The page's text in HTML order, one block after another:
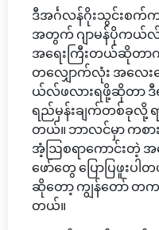
ဒီအင်္ဂလန်ဂိုးသွင်းစက်
အတွက် ဂျာမန်ပိုကယ်
အရေးကြီးတယ်ဆိုတာ
တလျှောက်လုံး အလေးပ
ယ်လ်ဖလားရဖို့ဆိုတာ
ရည်မှန်းချက်တစ်ခုလို့ ရာ
တယ်။ ဘာလင်မှာ က
အံ့ဩစရာကောင်းတဲ့
ဖော်တွေ ပြောပြဖူးပ
ဆိုတော့ ကျွန်တော် တက
တယ်။